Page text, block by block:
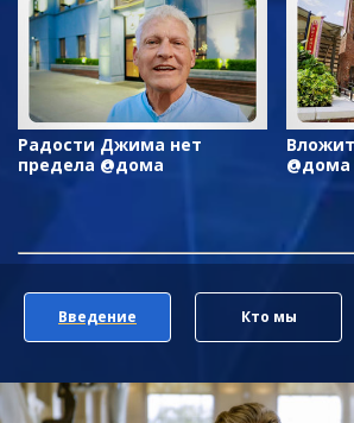
Радости Джима нет
предела @дома
Введение Кто мы